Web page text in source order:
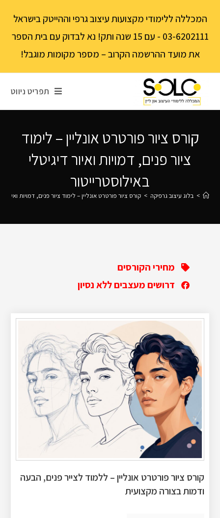
המכללה ללימודי מקצועות עיצוב גרפי וההייטק בישראל
03-6202111 - עם 15 שנה ותק! נא לבדוק עם בית הספר
את מועד ההרשמה הקרוב – מספר מקומות מוגבל!
תפריט ניווט
קורס ציור פורטרט אונליין – לימוד
ציור פנים, דמויות ואיור דיגיטלי
באילוסטרייטור
> בלוג עיצוב גרפיקה > קורס ציור פורטרט אונליין – לימוד ציור פנים, דמויות ואיור
מחירי הקורסים
דרושים מעצבים ללא נסיון
קורס ציור פורטרט אונליין – ללמוד לצייר פנים, הבעה
ודמות בצורה מקצועית